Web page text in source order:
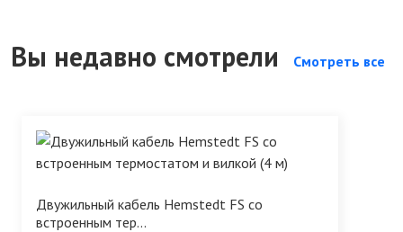
Вы недавно смотрели Смотреть все
Двужильный кабель Hemstedt FS со
встроенным тер...